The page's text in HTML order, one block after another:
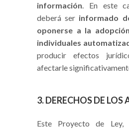
información. En este
deberá ser informado
oponerse a la
individuales
producir efectos
afectarle
3. DERECHOS DE LOS
Este Proyecto de Ley,